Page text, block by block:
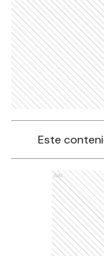
Este
Ads